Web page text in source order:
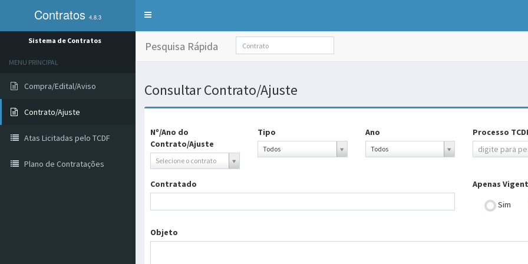
Contratos 4.8.3
Alterna
menu
Sistema de Contratos
MENU PRINCIPAL
Compra/Edital/Aviso
Contrato/Ajuste
Atas Licitadas pelo TCDF
Plano de Contratações
Pesquisa Rápida
Consultar Contrato/Ajuste
Nº/Ano do
Contrato/Ajuste
Selecione o contrato
Tipo
Todos
Tipo
Ano
Todos
Ano
Processo
digite para
Processo
TCDF
Contratado
Apenas
Sim
Objeto